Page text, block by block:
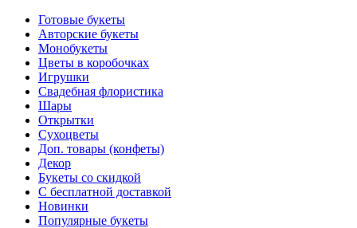
Готовые букеты
Авторские букеты
Монобукеты
Цветы в коробочках
Игрушки
Свадебная флористика
Шары
Открытки
Сухоцветы
Доп. товары (конфеты)
Декор
Букеты со скидкой
С бесплатной доставкой
Новинки
Популярные букеты